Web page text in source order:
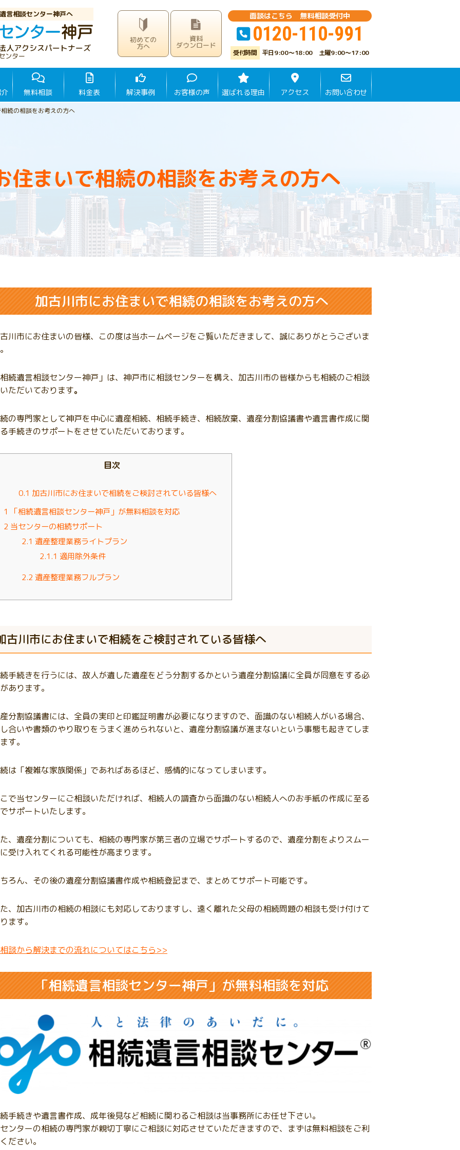
言相談センター神戸へ
人アクシスパートナーズ
ンター
初めての
方へ
資料
ダウンロード
面談はこちら 無料相談受付中
0120-110-991
平日9:00～18:00 土曜9:00～17:00
無料相談 料金表 解決事例 お客様の声 選ばれる理由 アクセス お問い合わせ
続の相談をお考えの方へ
住まいで相続の相談をお考えの方へ
加古川市にお住まいで相続の相談をお考えの方へ
川市にお住まいの皆様、この度は当ホームページをご覧いただきまして、誠にありがとうございま
続遺言相談センター神戸」は、神戸市に相談センターを構え、加古川市の皆様からも相続のご相談
ただいております。
の専門家として神戸を中心に遺産相続、相続手続き、相続放棄、遺産分割協議書や遺言書作成に関
手続きのサポートをさせていただいております。
目次
0.1 加古川市にお住まいで相続をご検討されている皆様へ
1
「相続遺言相談センター神戸」が無料相談を対応
2 当センターの相続サポート
2.1 遺産整理業務ライトプラン
2.1.1 適用除外条件
2.2 遺産整理業務フルプラン
古川市にお住まいで相続をご検討されている皆様へ
手続きを行うには、故人が遺した遺産をどう分割するかという遺産分割協議に全員が同意をする必
あります。
分割協議書には、全員の実印と印鑑証明書が必要になりますので、面識のない相続人がいる場合、
合いや書類のやり取りをうまく進められないと、遺産分割協議が進まないという事態も起きてしま
す。
は「複雑な家族関係」であればあるほど、感情的になってしまいます。
で当センターにご相談いただければ、相続人の調査から面識のない相続人へのお手紙の作成に至る
サポートいたします。
、遺産分割についても、相続の専門家が第三者の立場でサポートするので、遺産分割をよりスムー
受け入れてくれる可能性が高まります。
ろん、その後の遺産分割協議書作成や相続登記まで、まとめてサポート可能です。
、加古川市の相続の相談にも対応しておりますし、遠く離れた父母の相続問題の相談も受け付けて
ます。
談から解決までの流れについてはこちら>>
「相続遺言相談センター神戸」が無料相談を対応
手続きや遺言書作成、成年後見など相続に関わるご相談は当事務所にお任せ下さい。
ンターの相続の専門家が親切丁寧にご相談に対応させていただきますので、まずは無料相談をご利
ださい。